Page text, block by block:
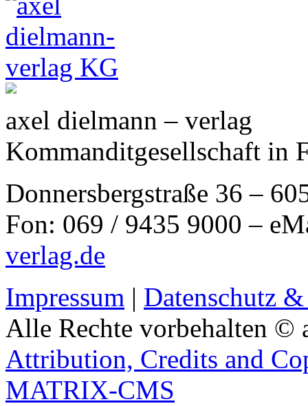
axel dielmann – verlag
Kommanditgesellschaft in
Donnersbergstraße 36 –
Fon: 069 / 9435 9000 –
verlag.de
Impressum | Datenschutz
Alle Rechte vorbehalten ©
Attribution, Credits and
MATRIX-CMS